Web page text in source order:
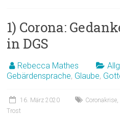
1) Corona:
in DGS
Rebecca Mathes
Gebärdensprache, Glaube,
16. März 2020 Coronakrise
Trost